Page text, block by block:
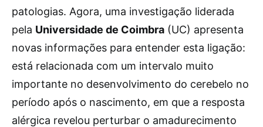
patologias. Agora, uma investigação liderada
pela Universidade de Coimbra (UC) apresenta
novas informações para entender esta ligação:
está relacionada com um intervalo muito
importante no desenvolvimento do cerebelo no
período após o nascimento, em que a resposta
alérgica revelou perturbar o amadurecimento